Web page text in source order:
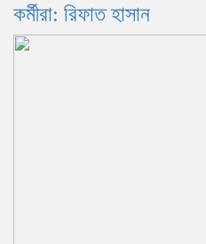
কর্মীরা: রিফাত হাসান